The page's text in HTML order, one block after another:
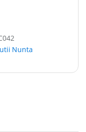
Nunta